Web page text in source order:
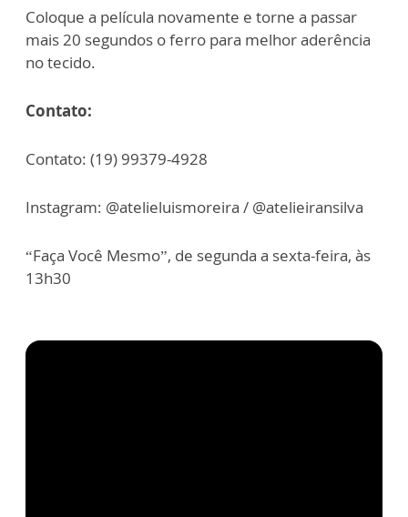
Coloque a película novamente e torne a passar
mais 20 segundos o ferro para melhor aderência
no tecido.
Contato:
Contato: (19) 99379-4928
Instagram: @atelieluismoreira / @atelieiransilva
“Faça Você Mesmo”, de segunda a sexta-feira, às
13h30